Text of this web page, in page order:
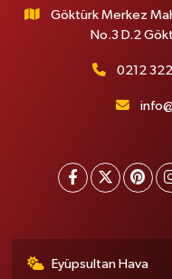
Göktürk Merkez
No.3 D.2
0212
Eyüpsultan Hava